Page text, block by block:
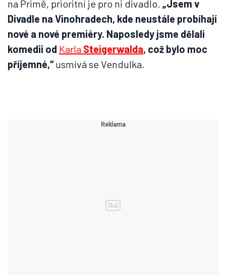
na Primě, prioritní je pro ni divadlo. „Jsem v
Divadle na Vinohradech, kde neustále probíhají
nové a nové premiéry. Naposledy jsme dělali
komedii od Karla Steigerwalda, což bylo moc
příjemné,“usmívá se Vendulka.